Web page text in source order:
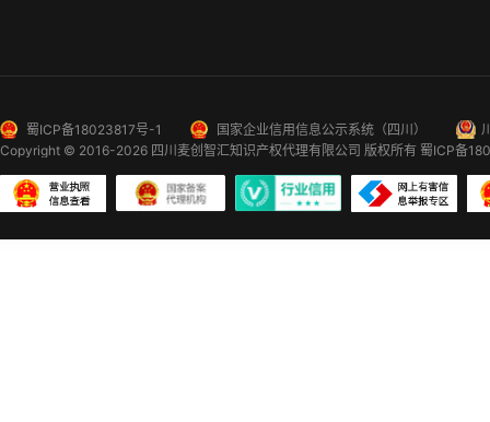
蜀ICP备18023817号-1 国家企业信用信息公示系统（四川）
Copyright © 2016-2026 四川麦创智汇知识产权代理有限公司 版权所有 蜀ICP备